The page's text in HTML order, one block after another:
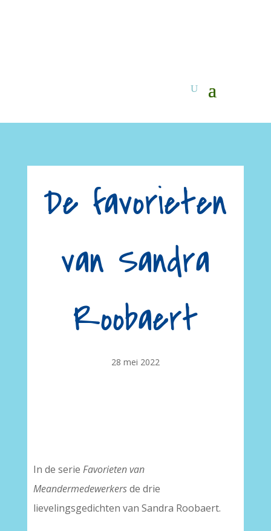
De favorieten
van Sandra
Roobaert
28 mei 2022
In de serie Favorieten van
Meandermedewerkersde drie
lievelingsgedichten van Sandra Roobaert.